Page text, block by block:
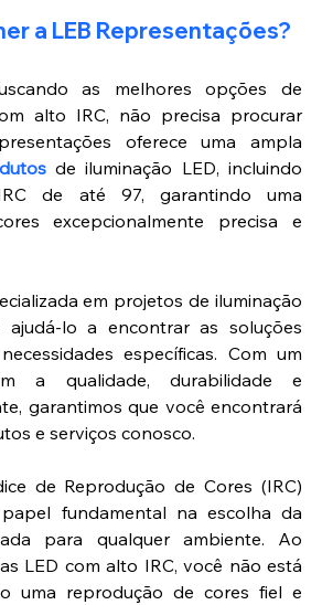
a LEB Representações?
as melhores opções de
alto IRC, não precisa procurar
oferece uma ampla
de iluminação LED, incluindo
de até 97, garantindo uma
excepcionalmente precisa e
em projetos de iluminação
lo a encontrar as soluções
específicas. Com um
a qualidade, durabilidade e
garantimos que você encontrará
e serviços conosco.
de Reprodução de Cores (IRC)
fundamental na escolha da
para qualquer ambiente. Ao
LED com alto IRC, você não está
uma reprodução de cores fiel e